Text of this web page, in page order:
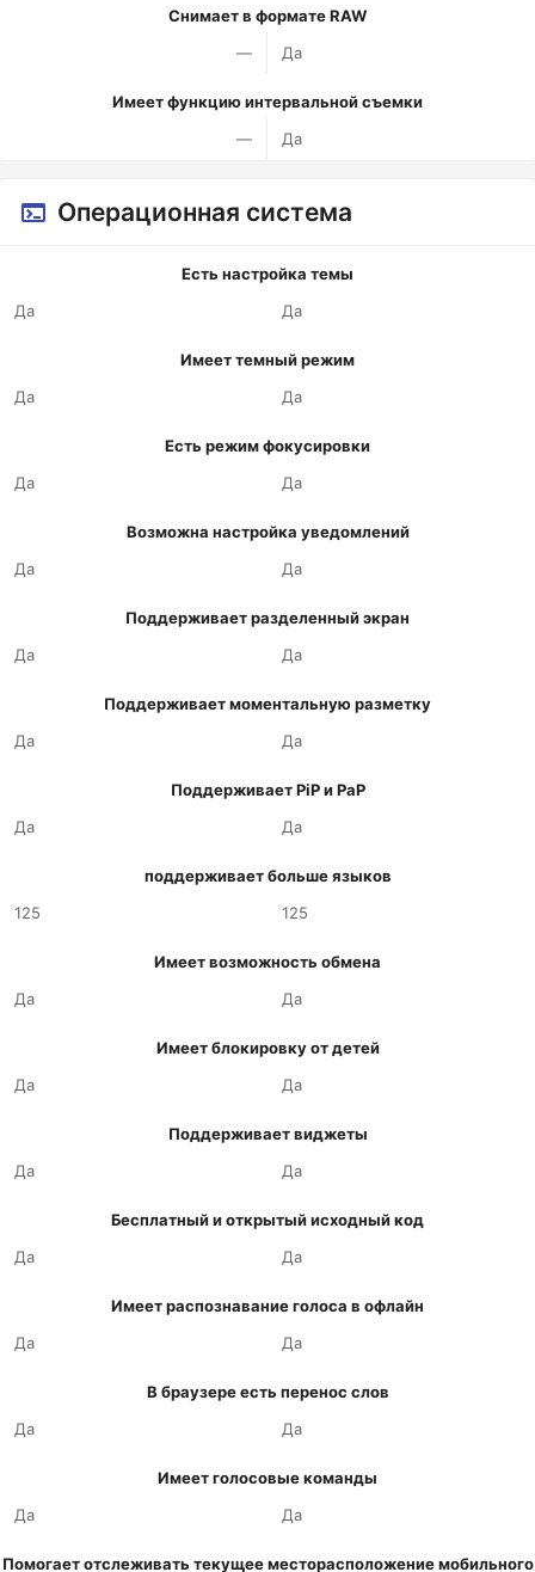
Снимает в формате RAW
—
Да
Имеет функцию интервальной съемки
—
Да
Операционная система
Есть настройка темы
Да
Да
Имеет темный режим
Да
Да
Есть режим фокусировки
Да
Да
Возможна настройка уведомлений
Да
Да
Поддерживает разделенный экран
Да
Да
Поддерживает моментальную разметку
Да
Да
Поддерживает PiP и PaP
Да
Да
поддерживает больше языков
125
125
Имеет возможность обмена
Да
Да
Имеет блокировку от детей
Да
Да
Поддерживает виджеты
Да
Да
Бесплатный и открытый исходный код
Да
Да
Имеет распознавание голоса в офлайн
Да
Да
В браузере есть перенос слов
Да
Да
Имеет голосовые команды
Да
Да
Помогает отслеживать текущее месторасположение мобильного